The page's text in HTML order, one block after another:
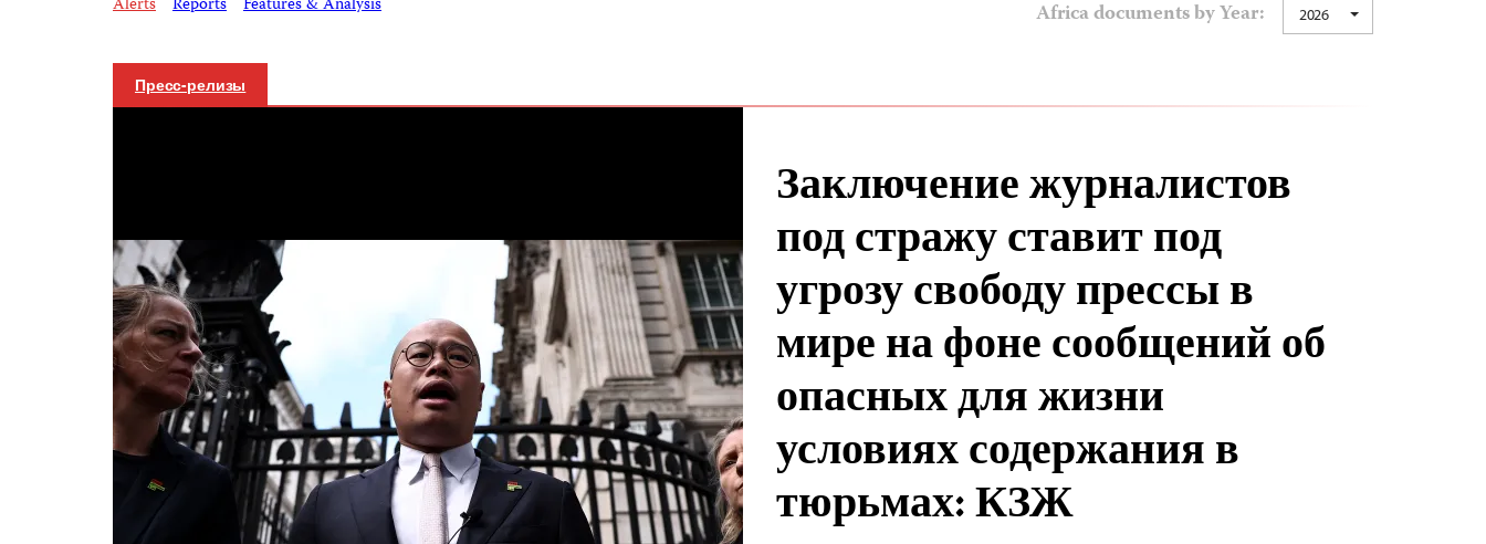
Alerts Reports Features & Analysis Africa documents by Year: 2026
Пресс-релизы
Заключение журналистов
под стражу ставит под
угрозу свободу прессы в
мире на фоне сообщений об
опасных для жизни
условиях содержания в
тюрьмах: КЗЖ